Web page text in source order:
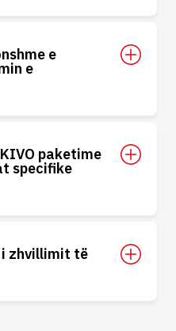
e
e
paketime
specifike
i zhvillimit të